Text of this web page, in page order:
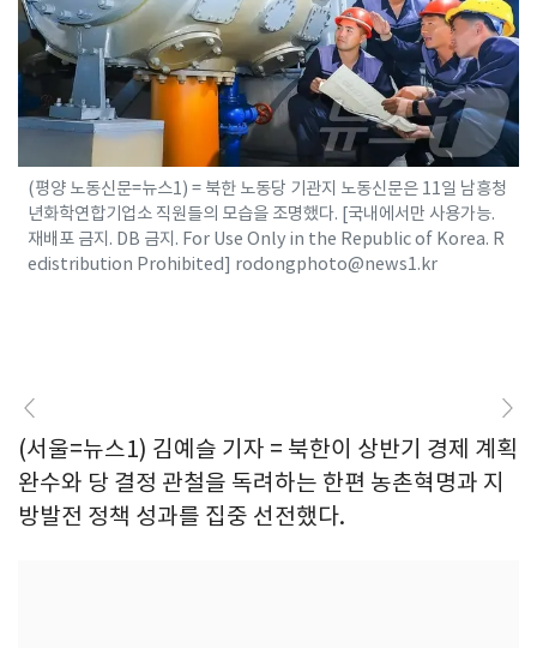
(평양 노동신문=뉴스1) = 북한 노동당 기관지 노동신문은 11일 남흥청
년화학연합기업소 직원들의 모습을 조명했다. [국내에서만 사용가능.
재배포 금지. DB 금지. For Use Only in the Republic of Korea. R
edistribution Prohibited] rodongphoto@news1.kr
(서울=뉴스1) 김예슬 기자 = 북한이 상반기 경제 계획
완수와 당 결정 관철을 독려하는 한편 농촌혁명과 지
방발전 정책 성과를 집중 선전했다.